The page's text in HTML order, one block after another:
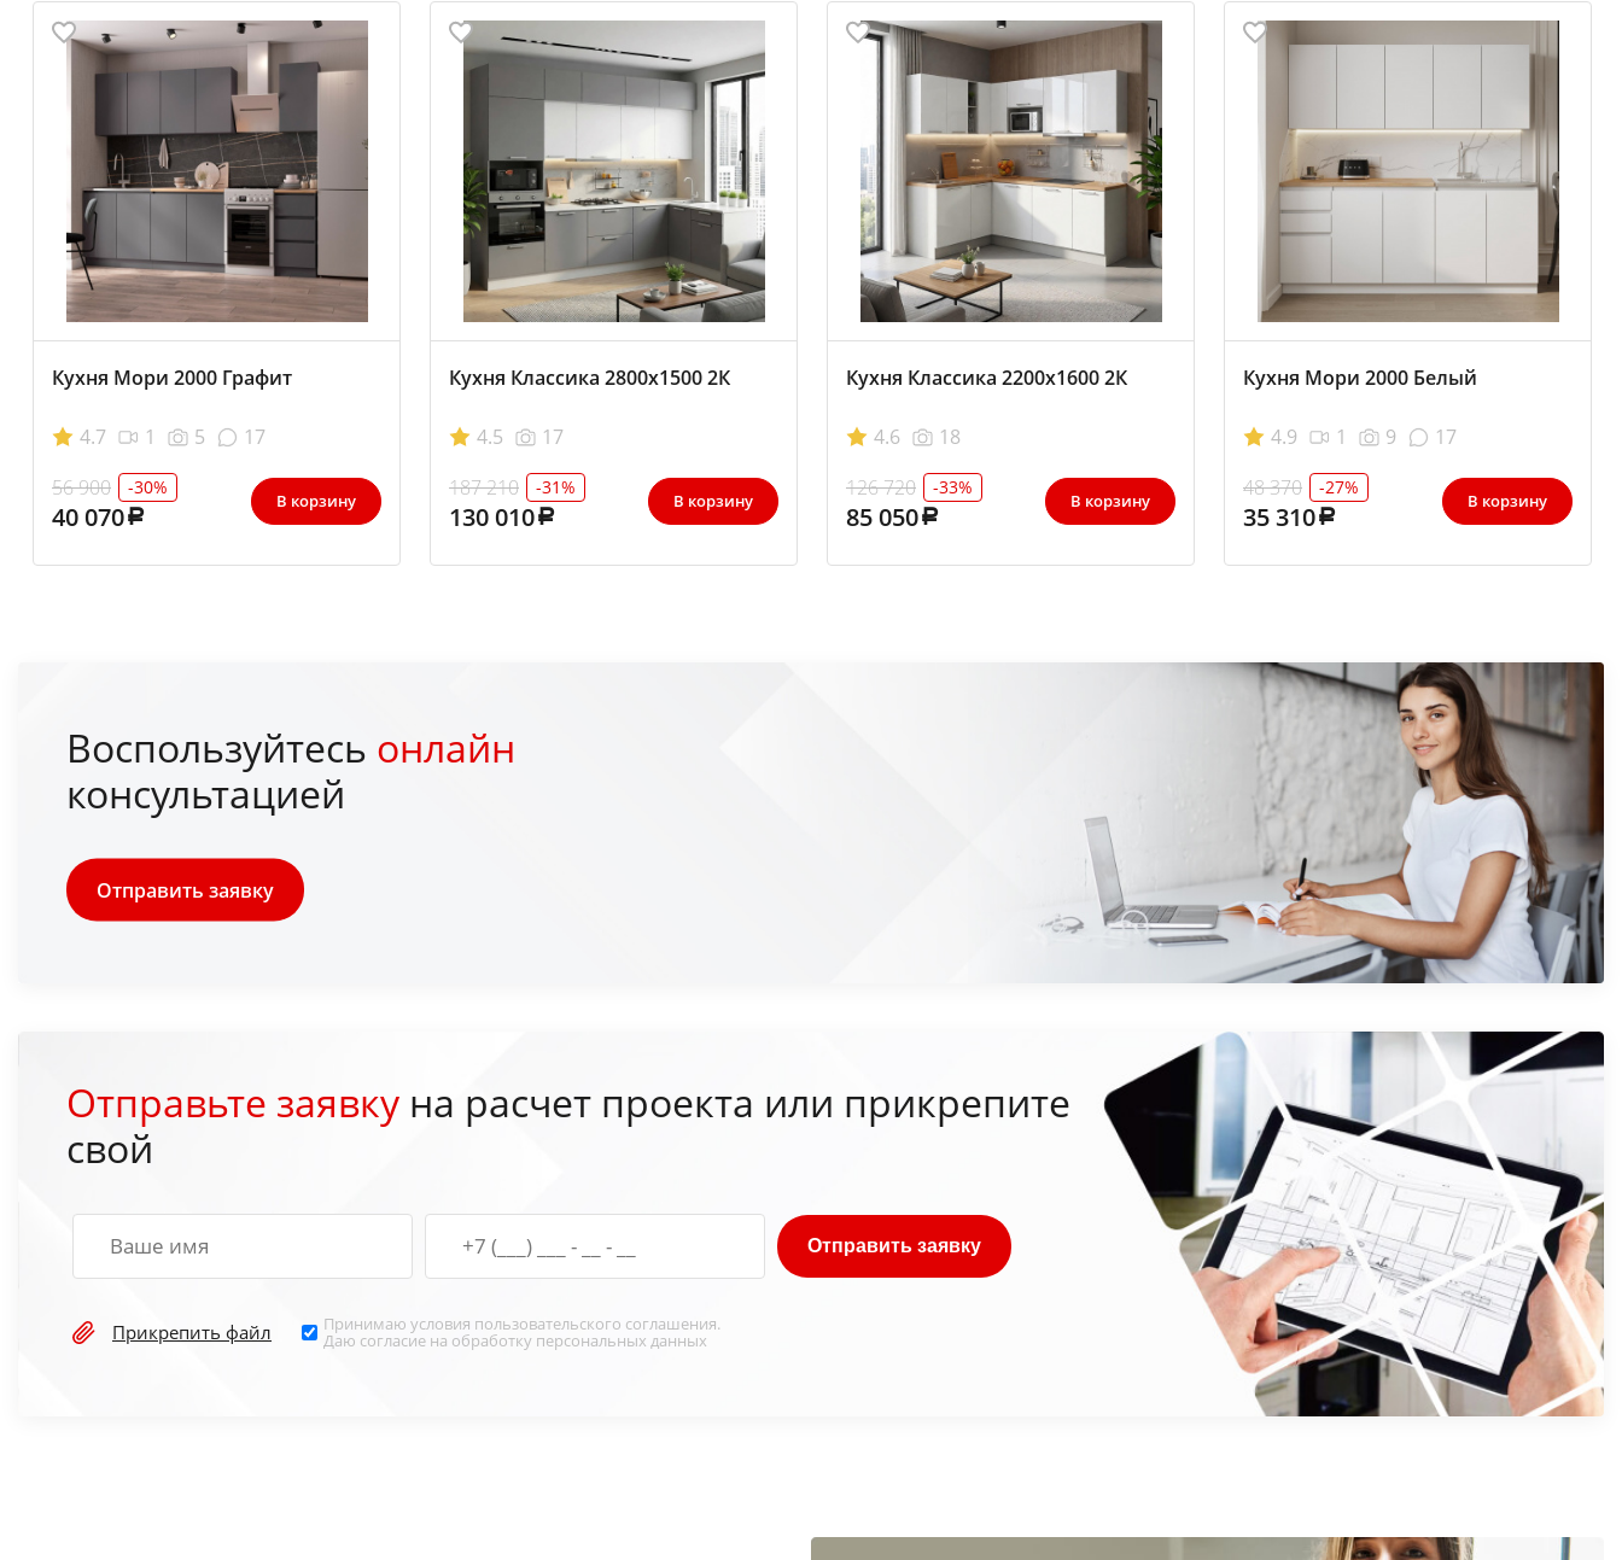
Кухня Мори 2000 Графит
4.7 1 5
17
56 900
-30%
40 070 В корзину
Кухня Классика 2800х1500 2К
4.5
17
187 210
-31%
130 010 В корзину
Кухня Классика 2200х1600 2К
4.6
18
126 720
-33%
85 050 В корзину
Кухня Мори 2000 Белый
4.9 1 9
17
48 370
-27%
35 310 В корзину
Воспользуйтесь онлайн
консультацией
Отправить заявку
Отправьте заявку на расчет проекта или прикрепите
свой
Отправить заявку
Прикрепить файл Принимаю условия пользовательского соглашения.
Даю согласие на обработку персональных данных